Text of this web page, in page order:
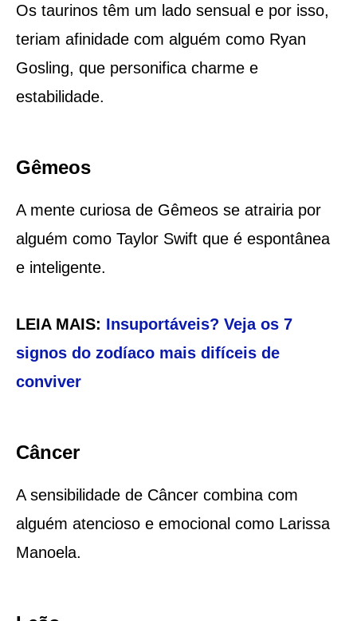
Os taurinos têm um lado sensual e por isso,
teriam afinidade com alguém como Ryan
Gosling, que personifica charme e
estabilidade.
Gêmeos
A mente curiosa de Gêmeos se atrairia por
alguém como Taylor Swift que é espontânea
e inteligente.
LEIA MAIS: Insuportáveis? Veja os 7
signos do zodíaco mais difíceis de
conviver
Câncer
A sensibilidade de Câncer combina com
alguém atencioso e emocional como Larissa
Manoela.